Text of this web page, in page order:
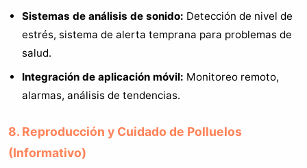
Sistemas de análisis de sonido: Detección de nivel de
estrés, sistema de alerta temprana para problemas de
salud.
Integración de aplicación móvil: Monitoreo remoto,
alarmas, análisis de tendencias.
8. Reproducción y Cuidado de Polluelos
(Informativo)